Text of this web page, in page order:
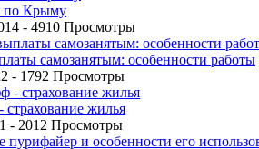
по Крыму
- 4910 Просмотры
самозанятым: особенности работы
- 1792 Просмотры
жилья
- 2012 Просмотры